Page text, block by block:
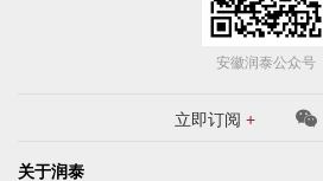
安徽润泰公众号
立即订阅 +
关于润泰